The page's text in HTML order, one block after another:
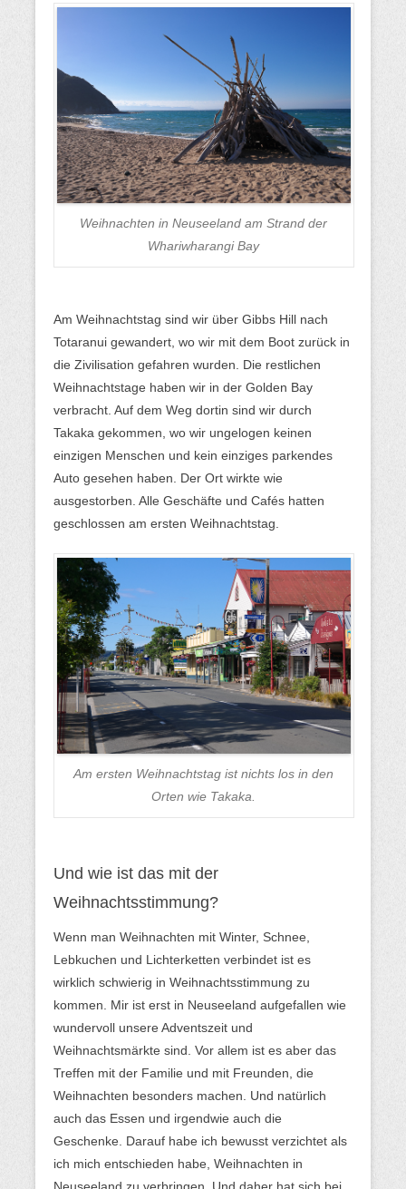
Weihnachten in Neuseeland am Strand der
Whariwharangi Bay
Am Weihnachtstag sind wir über Gibbs Hill nach
Totaranui gewandert, wo wir mit dem Boot zurück in
die Zivilisation gefahren wurden. Die restlichen
Weihnachtstage haben wir in der Golden Bay
verbracht. Auf dem Weg dortin sind wir durch
Takaka gekommen, wo wir ungelogen keinen
einzigen Menschen und kein einziges parkendes
Auto gesehen haben. Der Ort wirkte wie
ausgestorben. Alle Geschäfte und Cafés hatten
geschlossen am ersten Weihnachtstag.
Am ersten Weihnachtstag ist nichts los in den
Orten wie Takaka.
Und wie ist das mit der
Weihnachtsstimmung?
Wenn man Weihnachten mit Winter, Schnee,
Lebkuchen und Lichterketten verbindet ist es
wirklich schwierig in Weihnachtsstimmung zu
kommen. Mir ist erst in Neuseeland aufgefallen wie
wundervoll unsere Adventszeit und
Weihnachtsmärkte sind. Vor allem ist es aber das
Treffen mit der Familie und mit Freunden, die
Weihnachten besonders machen. Und natürlich
auch das Essen und irgendwie auch die
Geschenke. Darauf habe ich bewusst verzichtet als
ich mich entschieden habe, Weihnachten in
Neuseeland zu verbringen. Und daher hat sich bei